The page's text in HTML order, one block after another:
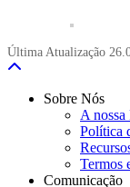
Última Atualização
Sobre Nós
A nossa
Política
Termos
Comunicação